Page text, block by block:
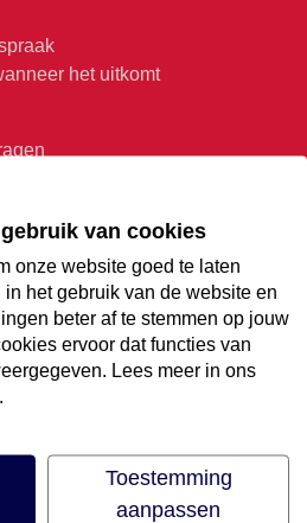
het uitkomt
op je
van cookies
onze website goed te laten
het gebruik van de website en
beter af te stemmen op jouw
ervoor dat functies van
Lees meer in ons
Toestemming
aanpassen